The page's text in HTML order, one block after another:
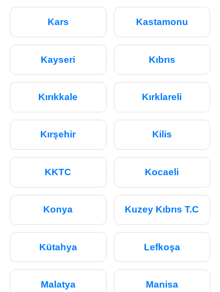
Kars Kastamonu
Kayseri Kıbrıs
Kırıkkale Kırklareli
Kırşehir Kilis
KKTC Kocaeli
Konya Kuzey Kıbrıs T.C
Kütahya Lefkoşa
Malatya Manisa